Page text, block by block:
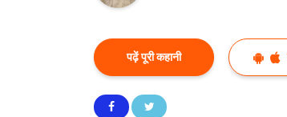
पढ़ें पूरी कहानी